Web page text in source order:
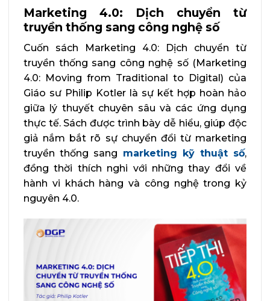
Marketing 4.0: Dịch chuyển từ
truyền thống sang công nghệ số
Cuốn sách Marketing 4.0: Dịch chuyển từ
truyền thống sang công nghệ số (Marketing
4.0: Moving from Traditional to Digital) của
Giáo sư Philip Kotler là sự kết hợp hoàn hảo
giữa lý thuyết chuyên sâu và các ứng dụng
thực tế. Sách được trình bày dễ hiểu, giúp độc
giả nắm bắt rõ sự chuyển đổi từ marketing
truyền thống sang marketing kỹ thuật số,
đồng thời thích nghi với những thay đổi về
hành vi khách hàng và công nghệ trong kỷ
nguyên 4.0.